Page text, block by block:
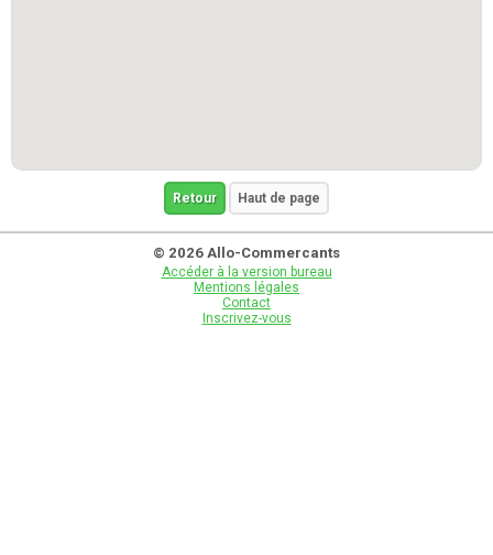
Retour Haut de page
© 2026 Allo-Commercants
Accéder à la version bureau
Mentions légales
Contact
Inscrivez-vous